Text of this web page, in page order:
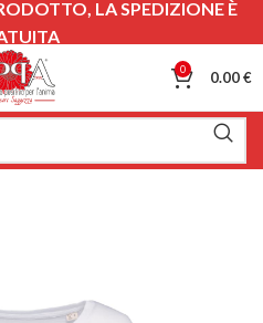
0 0.00€
LA SPEDIZIONE È